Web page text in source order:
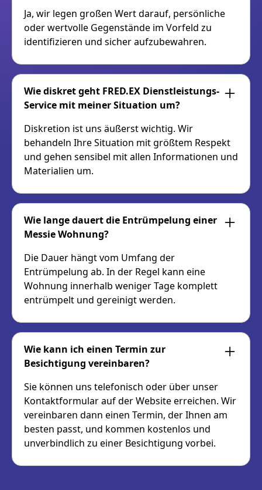
Ja, wir legen großen Wert darauf, persönliche
oder wertvolle Gegenstände im Vorfeld zu
identifizieren und sicher aufzubewahren.
Wie diskret geht FRED.EX Dienstleistungs-
Service mit meiner Situation um?
Diskretion ist uns äußerst wichtig. Wir
behandeln Ihre Situation mit größtem Respekt
und gehen sensibel mit allen Informationen und
Materialien um.
Wie lange dauert die Entrümpelung einer
Messie Wohnung?
Die Dauer hängt vom Umfang der
Entrümpelung ab. In der Regel kann eine
Wohnung innerhalb weniger Tage komplett
entrümpelt und gereinigt werden.
Wie kann ich einen Termin zur
Besichtigung vereinbaren?
Sie können uns telefonisch oder über unser
Kontaktformular auf der Website erreichen. Wir
vereinbaren dann einen Termin, der Ihnen am
besten passt, und kommen kostenlos und
unverbindlich zu einer Besichtigung vorbei.